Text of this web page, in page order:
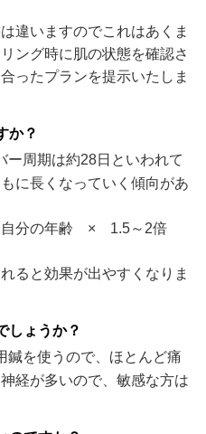
違いますのでこれはあくま
ング時に肌の状態を確認さ
ったプランを提示いたしま
か？
ー周期は約28日といわれて
に長くなっていく傾向があ
分の年齢 × 1.5～2倍
ると効果が出やすくなりま
しょうか？
鍼を使うので、ほとんど痛
経が多いので、敏感な方は